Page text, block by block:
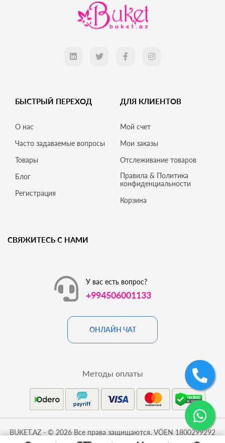
БЫСТРЫЙ ПЕРЕХОД
О нас
Часто задаваемые вопросы
Товары
Блог
Регистрация
ДЛЯ КЛИЕНТОВ
Мой счет
Мои заказы
Отслеживание товаров
Правила & Политика
конфиденциальности
Корзина
СВЯЖИТЕСЬ С НАМИ
У вас есть вопрос?
+994506001133
ОНЛАЙН ЧАТ
BUKET.AZ - © 2026 Все права защищаются. VÖEN 1800299292
Методы оплаты